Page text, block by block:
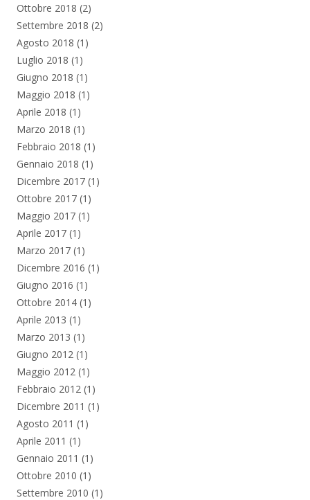
Ottobre 2018 (2)
Settembre 2018 (2)
Agosto 2018 (1)
Luglio 2018 (1)
Giugno 2018 (1)
Maggio 2018 (1)
Aprile 2018 (1)
Marzo 2018 (1)
Febbraio 2018 (1)
Gennaio 2018 (1)
Dicembre 2017 (1)
Ottobre 2017 (1)
Maggio 2017 (1)
Aprile 2017 (1)
Marzo 2017 (1)
Dicembre 2016 (1)
Giugno 2016 (1)
Ottobre 2014 (1)
Aprile 2013 (1)
Marzo 2013 (1)
Giugno 2012 (1)
Maggio 2012 (1)
Febbraio 2012 (1)
Dicembre 2011 (1)
Agosto 2011 (1)
Aprile 2011 (1)
Gennaio 2011 (1)
Ottobre 2010 (1)
Settembre 2010 (1)